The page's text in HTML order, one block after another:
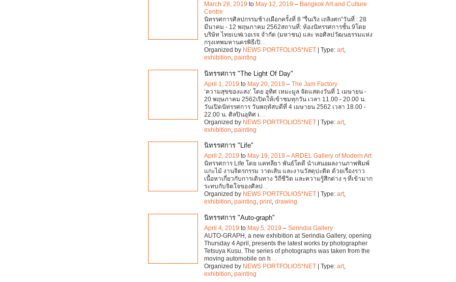
March 28, 2019 to May 12, 2019 – Bangkok Art and Culture
Centre
นิทรรศการศิลปกรรมช้างเผือกครั้งที่ 8 “รื่นเริง เถลิงศก”วันที่ : 28
มีนาคม - 12 พฤษภาคม 2562สถานที่: ห้องนิทรรศการชั้น 9โดย
บริษัท ไทยเบฟเวอเรจ จำกัด (มหาชน) และ หอศิลปวัฒนธรรมแห่ง
กรุงเทพมหานครพิธีเปิ …
Organized by NEWS PORTFOLIOS*NET | Type: art,
exhibition, painting
นิทรรศการ "The Light Of Day"
April 1, 2019 to May 20, 2019 – The Jam Factory
‘ความสุขของแสง’ โดย อุทิศ เหมะมูล จัดแสดงวันที่ 1 เมษายน -
20 พฤษภาคม 2562เปิดให้เข้าชมทุกวัน เวลา 11.00 - 20.00 น.
วันเปิดนิทรรศการ วันพฤหัสบดีที่ 4 เมษายน 2562 เวลา 18.00 -
22.00 น. ศิลปินอุทิศ เ
Organized by NEWS PORTFOLIOS*NET | Type: art
exhibition painting
นิทรรศการ "Life"
April 2, 2019 to May 19, 2019 –ARDEL Gallery of Modern Art
นิทรรศการ Life โดย แคทลียา พันธ์โตดี นำเสนอผลงานภาพพิมพ์
แกะไม้ งานจิตรกรรม วาดเส้น และงานวัสดุปะติด ด้วยเรื่องราว
เนื้อหาเกี่ยวกับการเดินทาง วิถีชีวิต และความรู้สึกต่าง ๆ ที่เข้ามาก
ระทบกับจิตใจของศิลป …
Organized by NEWS PORTFOLIOS*NET | Type: art,
exhibition, painting, print, drawing
นิทรรศการ "Auto-graph"
April 4, 2019 to May 5, 2019 – Serindia Gallery
AUTO-GRAPH, a new exhibition at Serindia Gallery, opening
Thursday 4 April, presents the latest works by photographer
Tetsuya Kusu. The series of photographs was taken from the
moving automobile on h
Organized by NEWS PORTFOLIOS*NET | Type: art
exhibition painting